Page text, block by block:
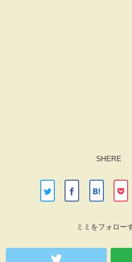
SHERE
ミミをフォロー